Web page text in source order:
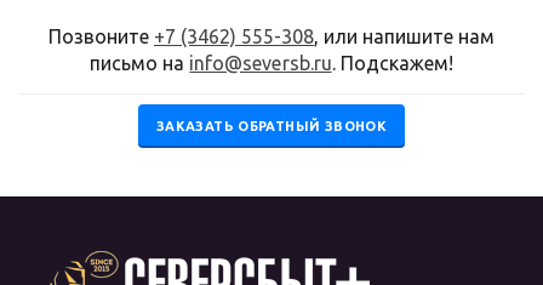
Позвоните +7 (3462) 555-308, или напишите нам
письмо на info@seversb.ru. Подскажем!
ЗАКАЗАТЬ ОБРАТНЫЙ ЗВОНОК